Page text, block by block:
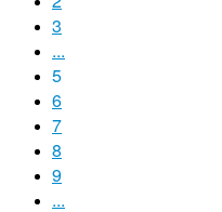
3
...
5
6
7
8
9
...